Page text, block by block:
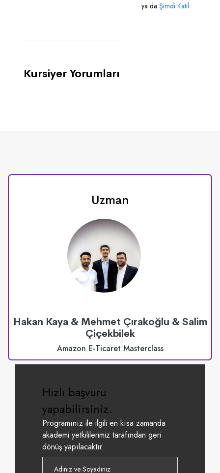
ya da Şimdi Katıl
Kursiyer Yorumları
Uzman
Hakan Kaya & Mehmet Çırakoğlu & Salim
Çiçekbilek
Amazon E-Ticaret Masterclass
Hızlı başvuru
yapabilirsiniz.
Programınız ile ilgili en kısa zamanda
akademi yetkililerimiz tarafından geri
dönüş yapılacaktır.